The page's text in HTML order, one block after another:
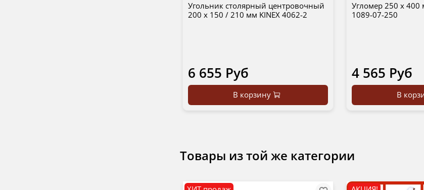
Угольник столярный центровочный
200 x 150 / 210 мм KINEX 4062-2
6 655 Руб
В корзину
Угломер 250 х 400
1089-07-250
4 565 Руб
В
Товары из той же категории